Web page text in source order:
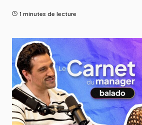
1 minutes de lecture